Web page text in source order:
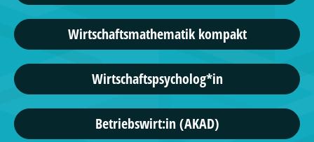
Wirtschaftsmathematik kompakt
Wirtschaftspsycholog*in
Betriebswirt:in (AKAD)